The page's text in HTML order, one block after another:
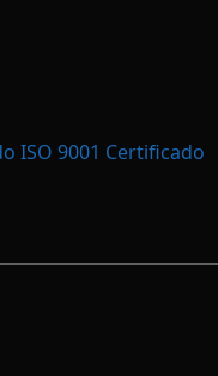
ISO 9001 Certificado